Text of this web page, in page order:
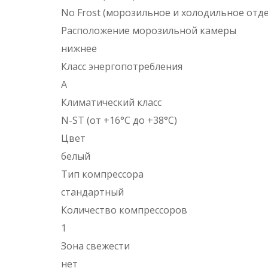
No Frost (морозильное и холодильное
Расположение морозильной камеры
нижнее
Класс энергопотребления
A
Климатический класс
N-ST (от +16°C до +38°C)
Цвет
белый
Тип компрессора
стандартный
Количество компрессоров
1
Зона свежести
нет